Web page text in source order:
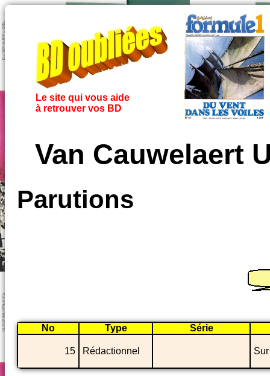
Le site qui vous aide
à retrouver vos BD
Van Cauwelaert
Parutions
No Type Série
15 Rédactionnel